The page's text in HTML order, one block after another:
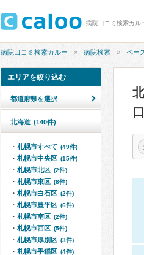
病院口コミ検索カル
病院口コミ検索カルー 病院検索 ペー
エリアを絞り込む
都道府県を選択
北海道 (140件)
札幌市すべて (49件)
札幌市中央区 (15件)
札幌市北区 (2件)
札幌市東区 (8件)
札幌市白石区 (2件)
札幌市豊平区 (6件)
札幌市南区 (2件)
札幌市西区 (5件)
札幌市厚別区 (3件)
札幌市手稲区 (4件)